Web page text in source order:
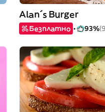
Alan´s Burger
Безплатно 93%